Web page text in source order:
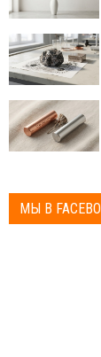
МЫ В